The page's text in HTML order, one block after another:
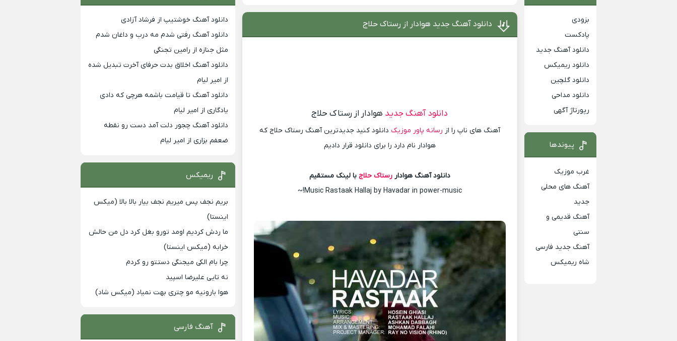
دانلود آهنگ جدید هوادار از رستاک حلاج
دانلود آهنگ جدید هوادار از رستاک حلاج
آهنگ های ناپ را از رسانه پاور موزیک دانلود کنید جدیدترین آهنگ رستاک حلاج که
هوادار نام دارد را برای دانلود قرار دادیم
دانلود آهنگ هواداررستاک حلاج با لینک مستقیم
Music Rastaak Hallaj by Havadar in power-music!~
بزودی
پادکست
دانلود آهنگ جدید
دانلود ریمیکس
دانلود گلچین
دانلود مداحی
رپورتاژ آگهی
پیوندها
غرب موزیک
آهنگ های محلی
جدید
آهنگ قدیمی و
سنتی
آهنگ جدید فارسی
شاه ریمیکس
دانلود آهنگ خوشتیپ از فرشاد آزادی
دانلود آهنگ رفتی شدم مه درب و داغان شدم
مثل جنازه از رامین تجنگی
دانلود آهنگ اخلاق بدت حرفای آخرت تبدیل شده
از امیر لیام
دانلود آهنگ تا قیامت باشمه هرچی که دادی
یادگاری از امیر لیام
دانلود آهنگ چجور دلت آمد دست رو نقطه
ضعفم بزاری از امیر لیام
ریمیکس
بریم نجف پس میریم نجف بیار بالا بالا (میکس
اینستا)
ما ردش کردیم اومد تورو بغل کرد دل من حالش
خرابه (میکس اینستا)
چرا بام الکی میجنگی دستتو رو کردم
نه تایی علیرضا اسپید
هوا بارونیه مو چتری بهت نمیاد (میکس شاد)
آهنگ فارسی